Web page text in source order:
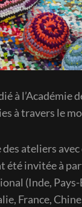
à l’Académie
à travers le
des ateliers
été invitée à
(Inde,
France,